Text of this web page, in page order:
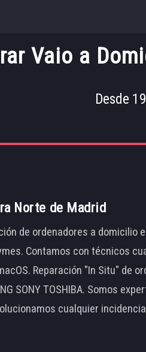
Vaio a
Desde
Norte de Madrid
de ordenadores a domicilio
Contamos con técnicos
Reparación "In Situ" de
SONY TOSHIBA.
cualquier